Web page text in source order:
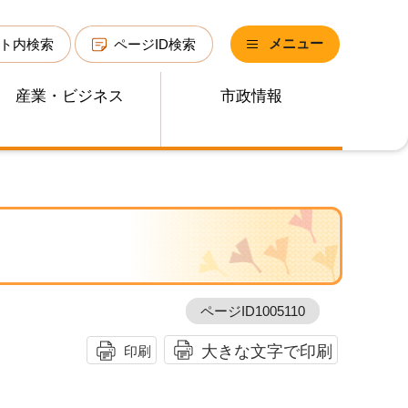
内検索 ページID検索 メニュー
産業・ビジネス 市政情報
ページID1005110
印刷 大きな文字で印刷